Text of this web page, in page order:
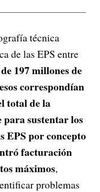
técnica
de las EPS entre
197 millones de
correspondían
total de la
sustentar los
EPS por concepto
facturación
máximos,
problemas